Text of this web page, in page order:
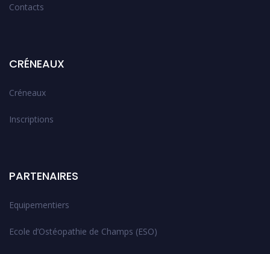
Contacts
CRÉNEAUX
Créneaux
Inscriptions
PARTENAIRES
Equipementiers
Ecole d’Ostéopathie de Champs (ESO)